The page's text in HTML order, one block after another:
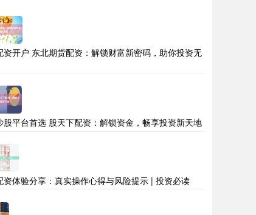
资开户 东北期货配资：解锁财富新密码，助你投资无
股平台首选 股天下配资：解锁资金，畅享投资新天地
资体验分享：真实操作心得与风险提示 | 投资必读